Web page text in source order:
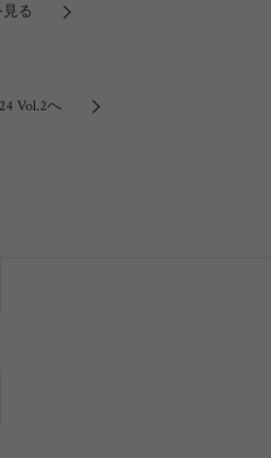
る
Vol.2へ